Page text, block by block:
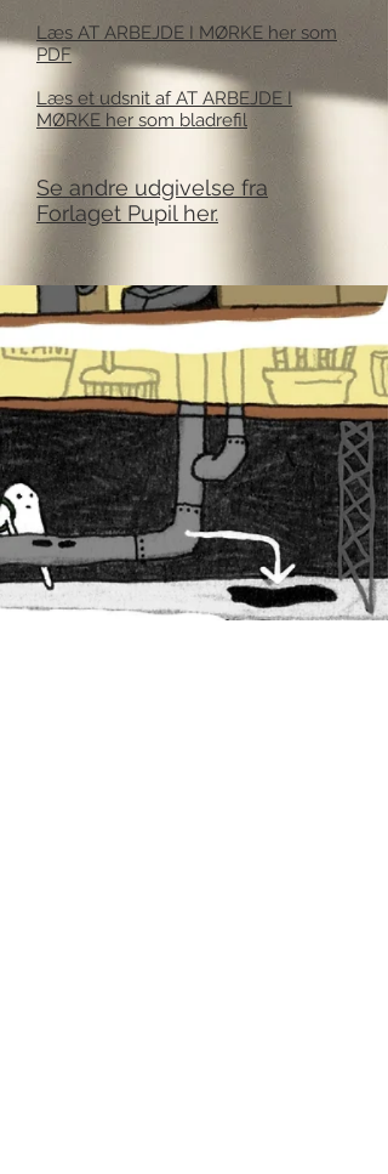
Læs AT ARBEJDE I MØRKE her som
PDF
Læs et udsnit af AT ARBEJDE I
MØRKE her som bladrefil
Se andre udgivelse fra
Forlaget Pupil her.